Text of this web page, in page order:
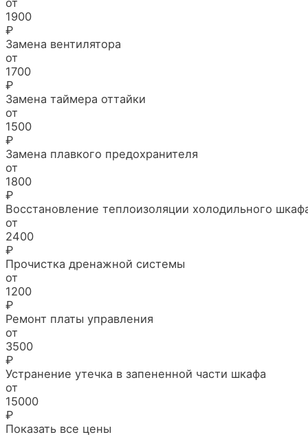
от
1900
₽
Замена вентилятора
от
1700
₽
Замена таймера оттайки
от
1500
₽
Замена плавкого предохранителя
от
1800
₽
Восстановление теплоизоляции холодильного
от
2400
₽
Прочистка дренажной системы
от
1200
₽
Ремонт платы управления
от
3500
₽
Устранение утечка в запененной части шкафа
от
15000
₽
Показать все цены